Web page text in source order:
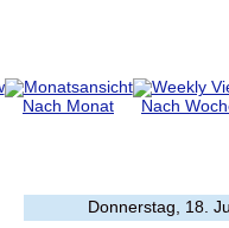
Nach Monat Nach
Donnerstag, 18.